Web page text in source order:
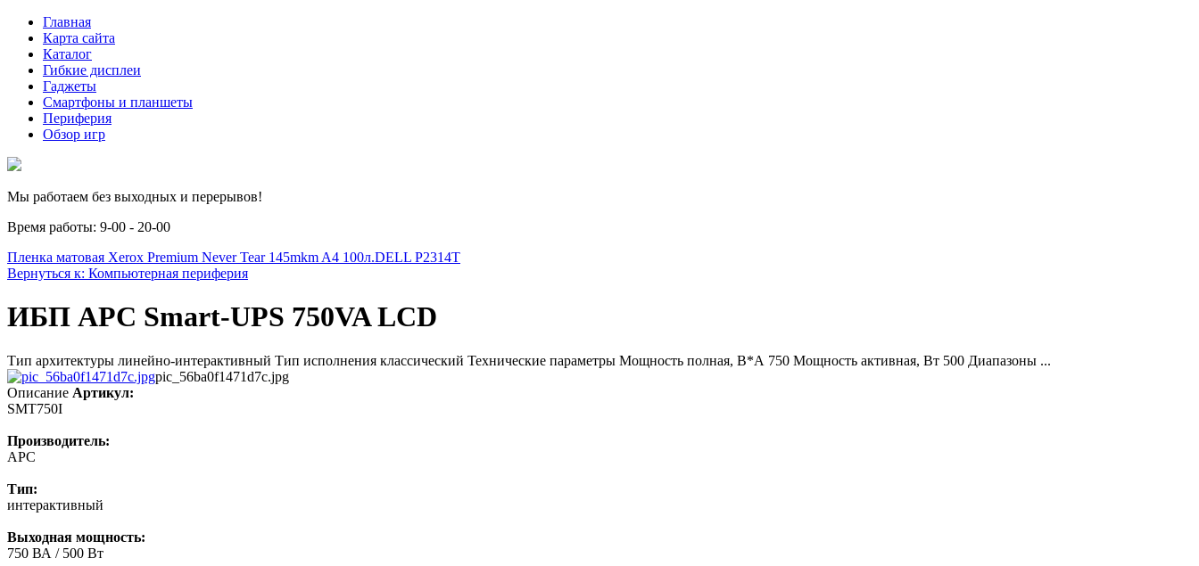
Главная
Карта сайта
Каталог
Гибкие дисплеи
Гаджеты
Смартфоны и планшеты
Периферия
Обзор игр
Мы работаем без выходных и перерывов!
Время работы: 9-00 - 20-00
Пленка матовая Xerox Premium Never Tear 145mkm A4 100л.DELL P2314T
Вернуться к: Компьютерная периферия
ИБП APC Smart-UPS 750VA LCD
Тип архитектуры линейно-интерактивный Тип исполнения классический Технические параметры Мощность полная, В*А 750 Мощность активная, Вт 500 Диапазоны ...
pic_56ba0f1471d7c.jpg
Описание Артикул:
SMT750I
Производитель:
APC
Тип:
интерактивный
Выходная мощность:
750 ВА / 500 Вт